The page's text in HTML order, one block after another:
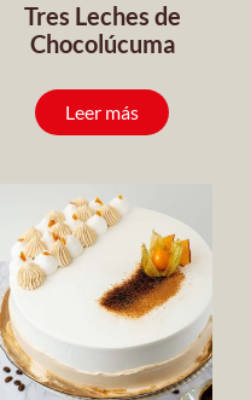
Tres Leches de
Chocolúcuma
Leer más